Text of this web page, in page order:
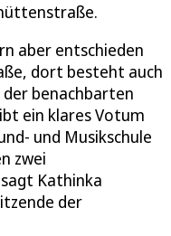
aber entschieden
dort besteht auch
benachbarten
ein klares Votum
und Musikschule
zwei
Kathinka
der